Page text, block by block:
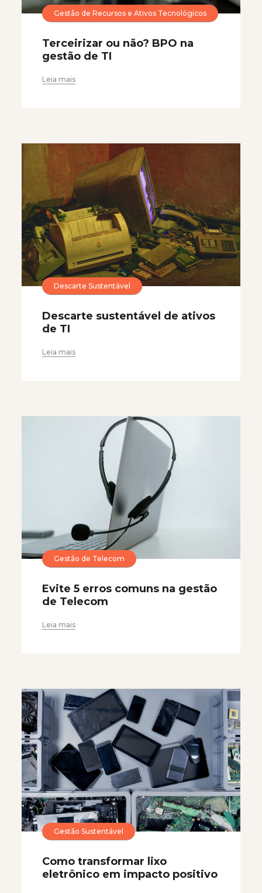
Gestão de Recursos e Ativos Tecnológicos
Terceirizar ou não? BPO na
gestão de TI
Leia mais
Descarte Sustentável
Descarte sustentável de ativos
de TI
Leia mais
Gestão de Telecom
Evite 5 erros comuns na gestão
de Telecom
Leia mais
Gestão Sustentável
Como transformar lixo
eletrônico em impacto positivo